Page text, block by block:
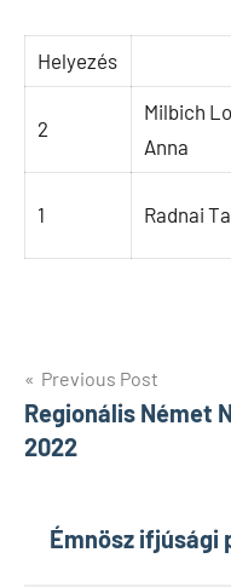
Helyezés
2
Milbich
Anna
1 Radnai
Bejegyzés
navigáció
Previous Post
Regionális Német
2022
Émnösz ifjúsági